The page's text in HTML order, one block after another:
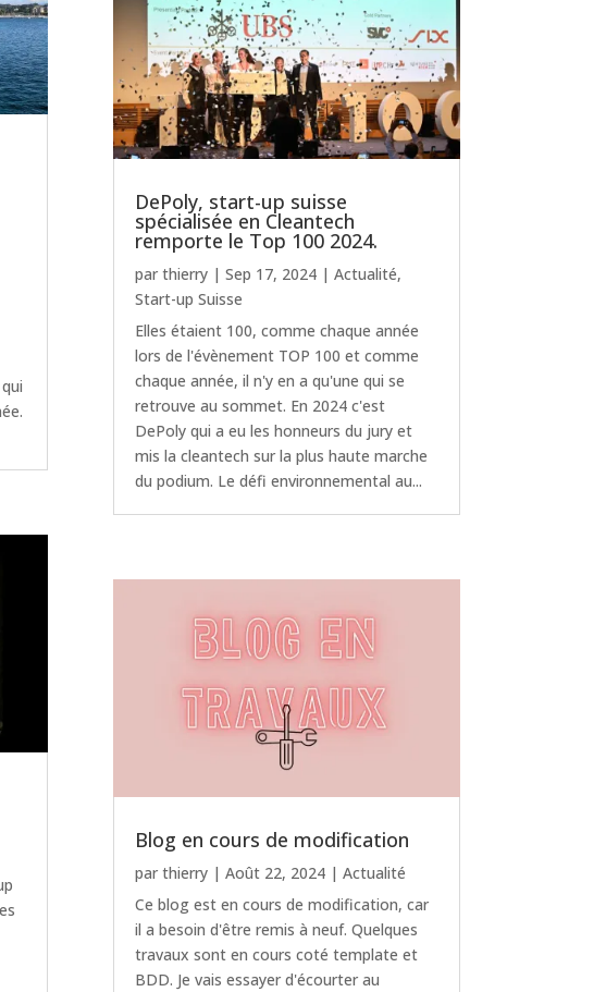
DePoly, start-up suisse
spécialisée en Cleantech
remporte le Top 100 2024.
par thierry| Sep 17, 2024| Actualité,
Start-up Suisse
Elles étaient 100, comme chaque année
lors de l'évènement TOP 100 et comme
chaque année, il n'y en a qu'une qui se
retrouve au sommet. En 2024 c'est
DePoly qui a eu les honneurs du jury et
mis la cleantech sur la plus haute marche
du podium. Le défi environnemental au...
Blog en cours de modification
par thierry| Août 22, 2024| Actualité
Ce blog est en cours de modification, car
il a besoin d'être remis à neuf. Quelques
travaux sont en cours coté template et
BDD. Je vais essayer d'écourter au